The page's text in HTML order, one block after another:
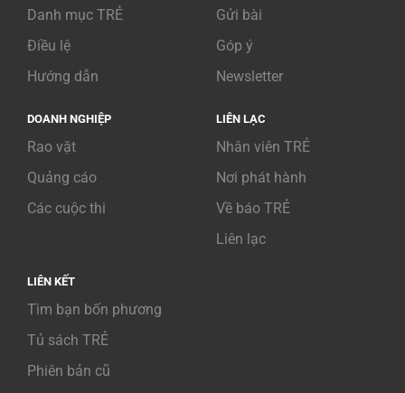
Danh mục TRẺ
Điều lệ
Hướng dẫn
Gửi bài
Góp ý
Newsletter
DOANH NGHIỆP
Rao vặt
Quảng cáo
Các cuộc thi
LIÊN LẠC
Nhân viên TRẺ
Nơi phát hành
Về báo TRẺ
Liên lạc
LIÊN KẾT
Tìm bạn bốn phương
Tủ sách TRẺ
Phiên bản cũ